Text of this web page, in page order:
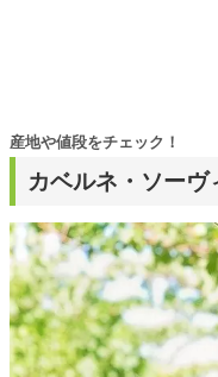
カベルネ・ソーヴ
産地や値段をチェック！